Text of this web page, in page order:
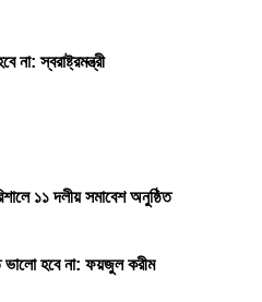
না: স্বরাষ্ট্রমন্ত্রী
১১ দলীয় সমাবেশ অনুষ্ঠিত
ভালো হবে না: ফয়জুল করীম